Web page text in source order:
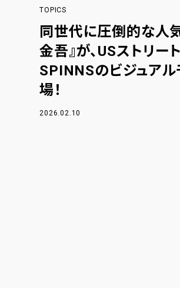
TOPICS
同世代に圧倒的な人
金吾』が、USストリー
SPINNSのビジュア
場！
2026.02.10